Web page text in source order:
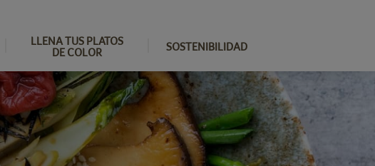
LLENA TUS PLATOS
DE COLOR
SOSTENIBILIDAD